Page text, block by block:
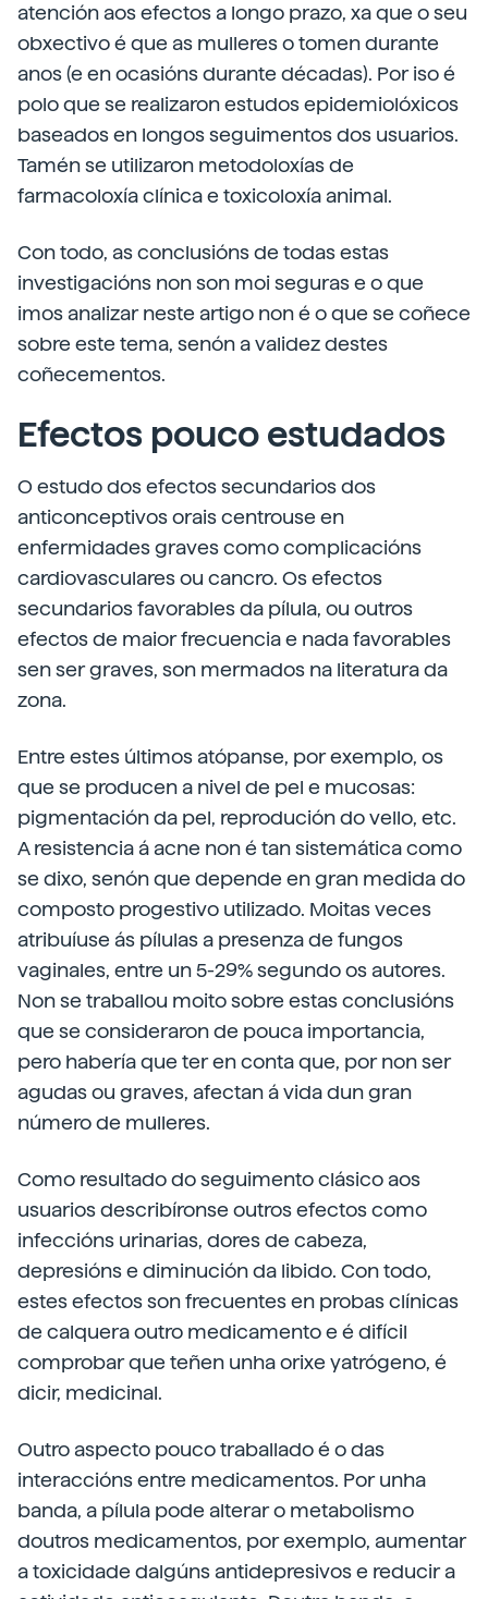
atención aos efectos a longo prazo, xa que o seu
obxectivo é que as mulleres o tomen durante
anos (e en ocasións durante décadas). Por iso é
polo que se realizaron estudos epidemiolóxicos
baseados en longos seguimentos dos usuarios.
Tamén se utilizaron metodoloxías de
farmacoloxía clínica e toxicoloxía animal.
Con todo, as conclusións de todas estas
investigacións non son moi seguras e o que
imos analizar neste artigo non é o que se coñece
sobre este tema, senón a validez destes
coñecementos.
Efectos pouco estudados
O estudo dos efectos secundarios dos
anticonceptivos orais centrouse en
enfermidades graves como complicacións
cardiovasculares ou cancro. Os efectos
secundarios favorables da pílula, ou outros
efectos de maior frecuencia e nada favorables
sen ser graves, son mermados na literatura da
zona.
Entre estes últimos atópanse, por exemplo, os
que se producen a nivel de pel e mucosas:
pigmentación da pel, reprodución do vello, etc.
A resistencia á acne non é tan sistemática como
se dixo, senón que depende en gran medida do
composto progestivo utilizado. Moitas veces
atribuíuse ás pílulas a presenza de fungos
vaginales, entre un 5-29% segundo os autores.
Non se traballou moito sobre estas conclusións
que se consideraron de pouca importancia,
pero habería que ter en conta que, por non ser
agudas ou graves, afectan á vida dun gran
número de mulleres.
Como resultado do seguimento clásico aos
usuarios describíronse outros efectos como
infeccións urinarias, dores de cabeza,
depresións e diminución da libido. Con todo,
estes efectos son frecuentes en probas clínicas
de calquera outro medicamento e é difícil
comprobar que teñen unha orixe yatrógeno, é
dicir, medicinal.
Outro aspecto pouco traballado é o das
interaccións entre medicamentos. Por unha
banda, a pílula pode alterar o metabolismo
doutros medicamentos, por exemplo, aumentar
a toxicidade dalgúns antidepresivos e reducir a